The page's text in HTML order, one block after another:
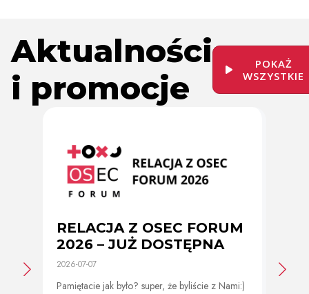
Aktualności
i promocje
POKAŻ
WSZYSTKIE
RELACJA Z OSEC FORUM
2026 – JUŻ DOSTĘPNA
2026-07-07
Pamiętacie jak było? super, że byliście z Nami:)
2026-